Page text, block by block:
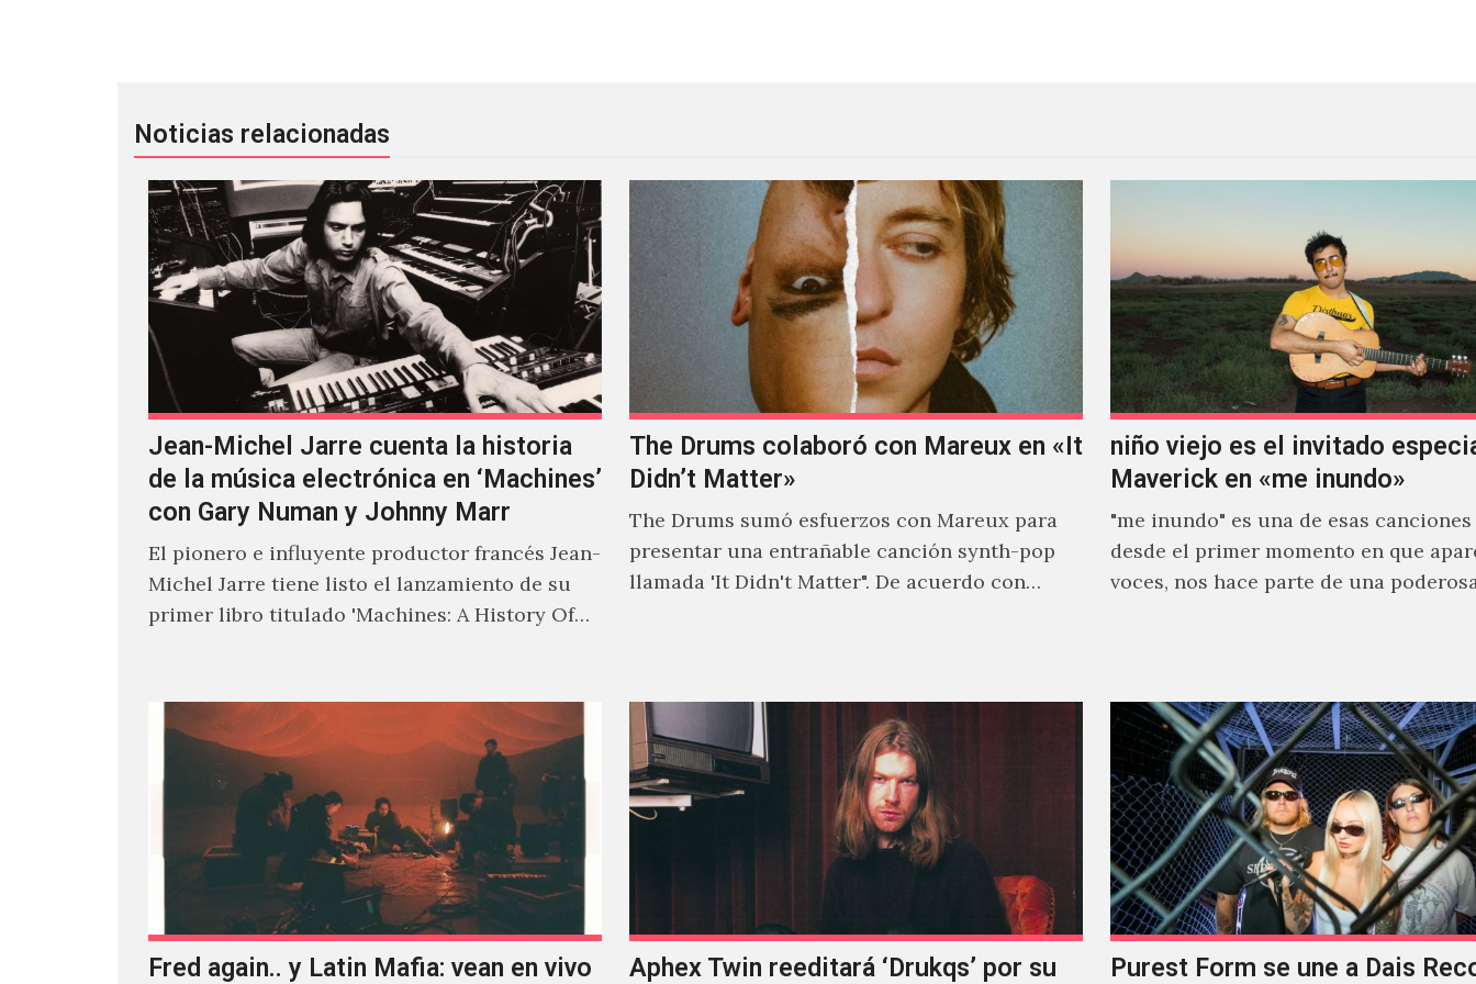
Noticias relacionadas
Jean-Michel Jarre cuenta la historia
de la música electrónica en ‘Machines’
con Gary Numan y Johnny Marr
El pionero e influyente productor francés Jean-
Michel Jarre tiene listo el lanzamiento de su
primer libro titulado 'Machines: A History Of
The Drums colaboró con Mareux en «It
Didn’t Matter»
The Drums sumó esfuerzos con Mareux para
presentar una entrañable canción synth-pop
llamada 'It Didn't Matter". De acuerdo con
niño viejo es el invitado
Maverick en «me inundo»
"me inundo" es una de esas canciones
desde el primer momento en que
voces, nos hace parte de una
Fred again.. y Latin Mafia: vean en vivo Aphex Twin reeditará ‘Drukqs’ por su Purest Form se une a Dais